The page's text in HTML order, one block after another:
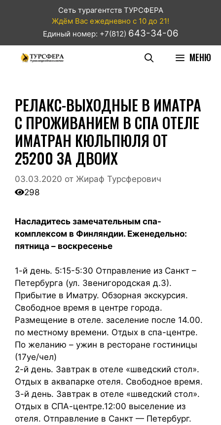
Сеть турагентств ТУРСФЕРА
Ждём Вас ежедневно с 10 до 21!
Единый номер: +7(812) 643-34-06
МЕНЮ
РЕЛАКС-ВЫХОДНЫЕ В ИМАТРА
С ПРОЖИВАНИЕМ В СПА ОТЕЛЕ
ИМАТРАН КЮЛЬПЮЛЯ ОТ
25200 ЗА ДВОИХ
03.03.2020 от Жираф Турсферович
298
Насладитесь замечательным спа-
комплексом в Финляндии. Еженедельно:
пятница – воскресенье
1-й день. 5:15-5:30 Отправление из Санкт –
Петербурга (ул. Звенигородская д.3).
Прибытие в Иматру. Обзорная экскурсия.
Свободное время в центре города.
Размещение в отеле. заселение после 14.00.
по местному времени. Отдых в спа-центре.
По желанию – ужин в ресторане гостиницы
(17уе/чел)
2-й день. Завтрак в отеле «шведский стол».
Отдых в аквапарке отеля. Свободное время.
3-й день. Завтрак в отеле «шведский стол».
Отдых в СПА-центре.12:00 выселение из
отеля. Отправление в Санкт — Петербург.